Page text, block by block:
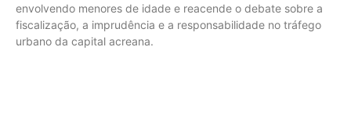
envolvendo menores de idade e reacende o debate sobre a
fiscalização, a imprudência e a responsabilidade no tráfego
urbano da capital acreana.